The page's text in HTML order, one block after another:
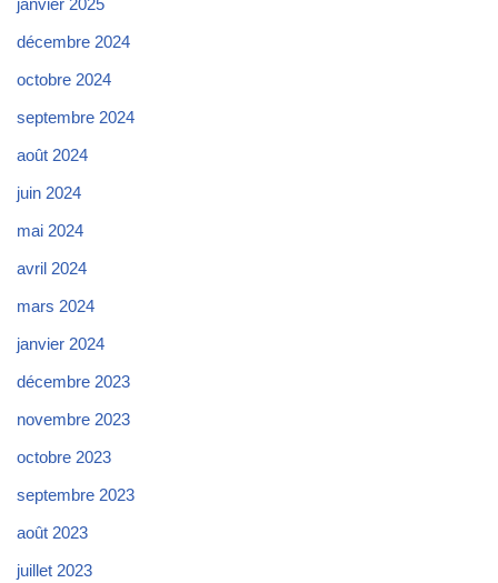
janvier 2025
décembre 2024
octobre 2024
septembre 2024
août 2024
juin 2024
mai 2024
avril 2024
mars 2024
janvier 2024
décembre 2023
novembre 2023
octobre 2023
septembre 2023
août 2023
juillet 2023